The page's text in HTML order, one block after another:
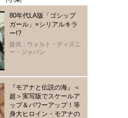
80年代LA版「ゴシップ
ガール」×シリアルキラ
ー!?
提供：ウォルト・ディズニ
ー・ジャパン
『モアナと伝説の海』＜
超＞実写版でスケールア
ップ＆パワーアップ！等
身大ヒロイン・モアナの